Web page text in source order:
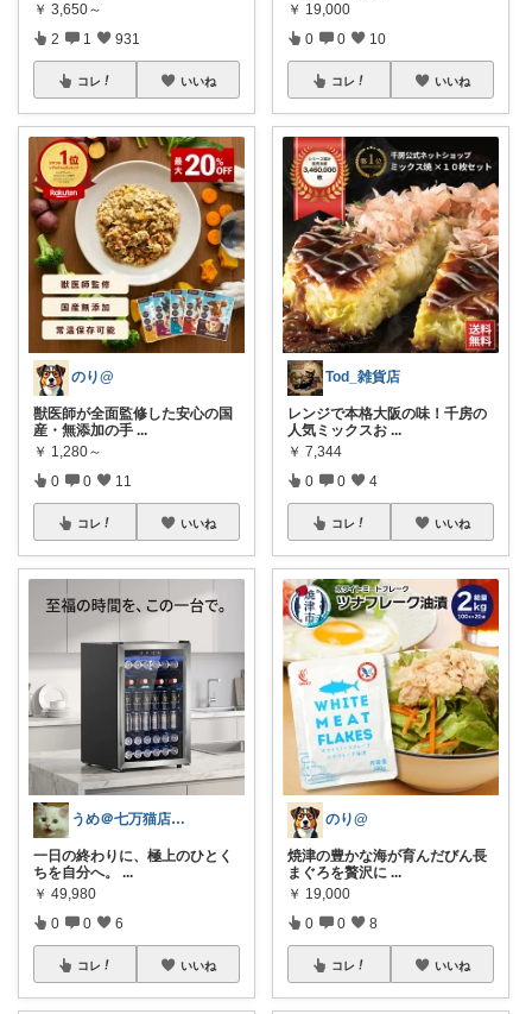
￥ 3,650～
2 1 931
コレ いいね
のり@
獣医師が全面監修した安心の国
産・無添加の手 ...
￥ 1,280～
0 0 11
コレ いいね
うめ＠七万猫店主.フォロワーさんから購入
一日の終わりに、極上のひとく
ちを自分へ。 ...
￥ 49,980
0 0 6
コレ いいね
￥ 19,000
0 0 10
コレ いいね
Tod_雑貨店
レンジで本格大阪の味！千房の
人気ミックスお ...
￥ 7,344
0 0 4
コレ いいね
のり@
焼津の豊かな海が育んだびん長
まぐろを贅沢に ...
￥ 19,000
0 0 8
コレ いいね